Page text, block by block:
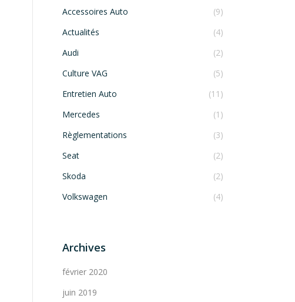
Accessoires Auto
(9)
Actualités
(4)
Audi
(2)
Culture VAG
(5)
Entretien Auto
(11)
Mercedes
(1)
Règlementations
(3)
Seat
(2)
Skoda
(2)
Volkswagen
(4)
Archives
février 2020
juin 2019